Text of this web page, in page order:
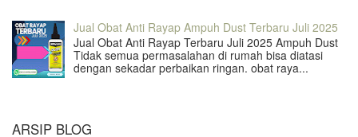
Jual Obat Anti Rayap Ampuh Dust Terbaru Juli 2025
Jual Obat Anti Rayap Terbaru Juli 2025 Ampuh Dust
Tidak semua permasalahan di rumah bisa diatasi
dengan sekadar perbaikan ringan. obat raya...
ARSIP BLOG